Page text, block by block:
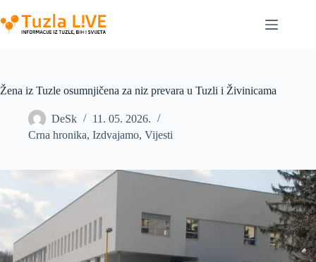
to
content
Žena iz Tuzle osumnjičena za niz prevara u Tuzli i Živinicama
DeSk
11. 05. 2026.
Crna hronika, Izdvajamo, Vijesti